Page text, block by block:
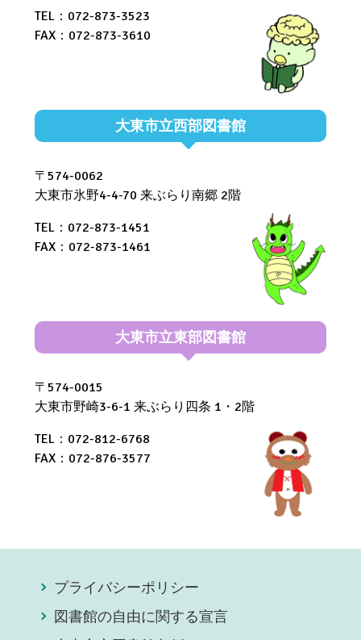
TEL：072-873-3523
FAX：072-873-3610
大東市立西部図書館
〒574-0062
大東市氷野4-4-70 来ぶらり南郷 2階
TEL：072-873-1451
FAX：072-873-1461
大東市立東部図書館
〒574-0015
大東市野崎3-6-1 来ぶらり四条 1・2階
TEL：072-812-6768
FAX：072-876-3577
プライバシーポリシー
図書館の自由に関する宣言